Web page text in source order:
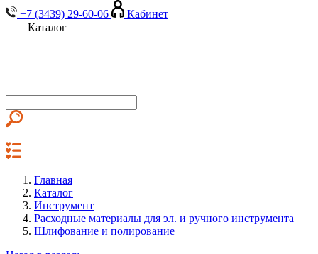
+7 (3439) 29-60-06
Кабинет
Каталог
Главная
Каталог
Инструмент
Расходные материалы для эл. и ручного инструмента
Шлифование и полирование